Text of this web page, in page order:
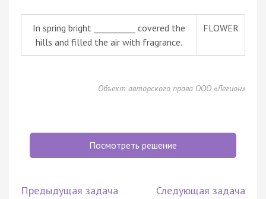
In spring bright __________ covered the
hills and filled the air with fragrance.
FLOWER
Объект авторского права ООО «Легион»
Посмотреть решение
Предыдущая задача Следующая задача